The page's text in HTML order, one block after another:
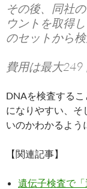
その後、同社
ウントを取得
のセットから
費用は最大249
DNAを検査する
になりやすい、そ
いのかわかるよう
【関連記事】
遺伝子検査で